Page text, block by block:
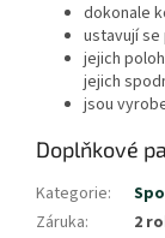
dokonale
ustavují se
jejich
jejich
jsou
Doplňkové
Kategorie:
Záruka:
2